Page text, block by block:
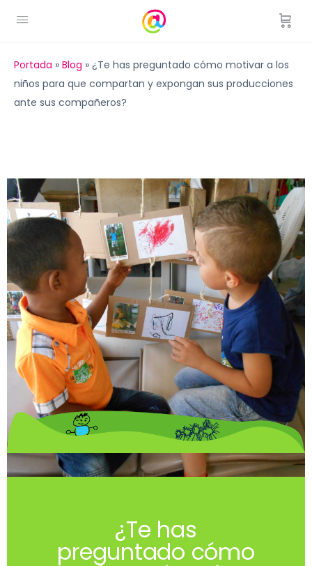
Portada » Blog » ¿Te has preguntado cómo motivar a los
niños para que compartan y expongan sus producciones
ante sus compañeros?
¿Te has
preguntado cómo